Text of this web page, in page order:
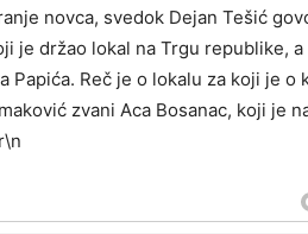
novca, svedok Dejan Tešić
je držao lokal na Trgu republike, a
Reč je o lokalu za koji je o
zvani Aca Bosanac, koji je